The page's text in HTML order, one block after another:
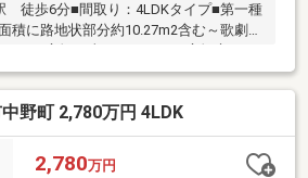
徒歩6分■間取り：4LDKタイプ■第一種
積に路地状部分約10.27m2含む～歌劇の
アとしています。市内の買い替えから
ニーズにお応えしています。■物件の
せにつきましては担当「長谷川」まで
ーコール0120-109-473）
野町 2,780万円 4LDK
2,780万円